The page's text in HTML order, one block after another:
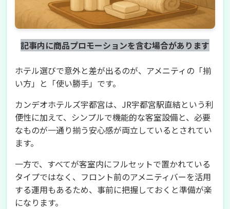
記事内に商品プロモーションを含む場合があります
ホテル選びで意外と差が出るのが、アメニティの「揃
い方」と「使い勝手」です。
カンデオホテルズ宇都宮は、JR宇都宮駅直結という利
便性に加えて、シンプルで機能的な客室設備と、必要
なものが一通り揃う安心感が両立しているとされてい
ます。
一方で、すべてが客室内にフルセットで置かれている
タイプではなく、フロント前のアメニティバーを活用
する運用もあるため、事前に把握しておくと準備が楽
になります。